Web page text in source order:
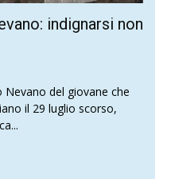
indignarsi non
del giovane che
il 29 luglio scorso,